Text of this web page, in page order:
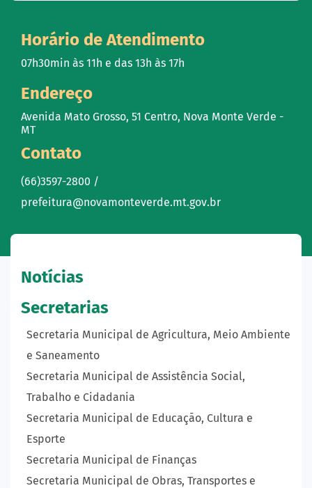
Horário de Atendimento
07h30min às 11h e das 13h às 17h
Endereço
Avenida Mato Grosso, 51 Centro, Nova Monte Verde -
MT
Contato
(66)3597-2800 /
prefeitura@novamonteverde.mt.gov.br
Notícias
Secretarias
Secretaria Municipal de Agricultura, Meio Ambiente
e Saneamento
Secretaria Municipal de Assistência Social,
Trabalho e Cidadania
Secretaria Municipal de Educação, Cultura e
Esporte
Secretaria Municipal de Finanças
Secretaria Municipal de Obras, Transportes e